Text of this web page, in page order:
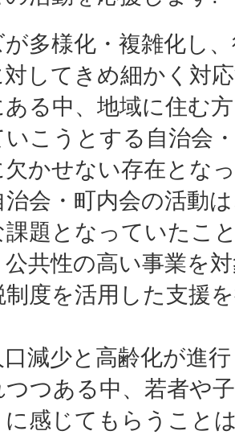
多様化・複雑化し
してきめ細かく対
る中、地域に住む
いこうとする自治会
欠かせない存在とな
治会・町内会の活動
課題となっていたこ
公共性の高い事業を
制度を活用した支援
減少と高齢化が進
つある中、若者や
感じてもらうこと